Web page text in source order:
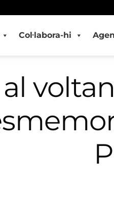
Col·labora-hi